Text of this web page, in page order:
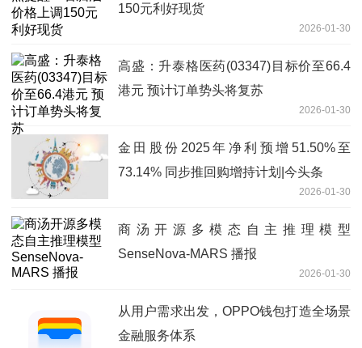
150元利好现货
2026-01-30
高盛：升泰格医药(03347)目标价至66.4
港元 预计订单势头将复苏
2026-01-30
金田股份2025年净利预增51.50%至
73.14% 同步推回购增持计划|今头条
2026-01-30
商汤开源多模态自主推理模型
SenseNova-MARS 播报
2026-01-30
从用户需求出发，OPPO钱包打造全场景
金融服务体系